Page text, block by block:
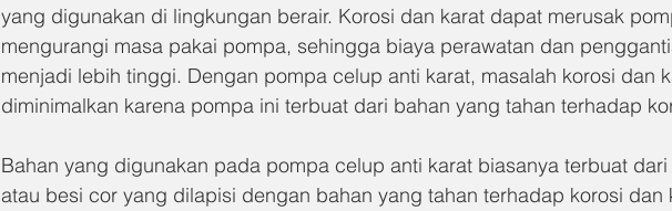
yang digunakan di lingkungan berair. Korosi dan karat dapat merusak
mengurangi masa pakai pompa, sehingga biaya perawatan dan
menjadi lebih tinggi. Dengan pompa celup anti karat, masalah korosi dan
diminimalkan karena pompa ini terbuat dari bahan yang tahan terhadap
Bahan yang digunakan pada pompa celup anti karat biasanya terbuat dari
atau besi cor yang dilapisi dengan bahan yang tahan terhadap korosi dan